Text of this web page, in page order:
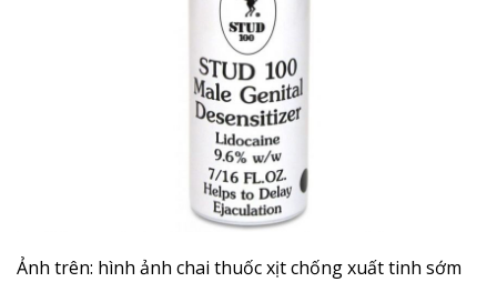
Ảnh trên: hình ảnh chai thuốc xịt chống xuất tinh sớm